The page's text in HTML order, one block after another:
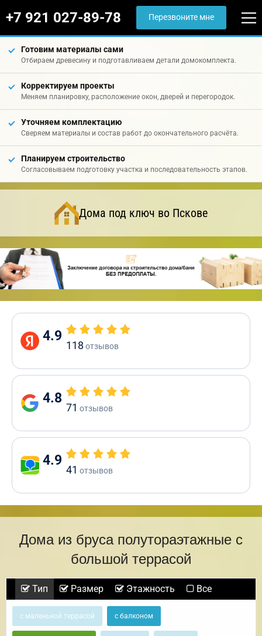
+7 921 027-89-78 Перезвоните мне
Готовим материалы сами
Отбираем древесину и подготавливаем детали домокомплекта.
Корректируем проекты
Меняем планировку, расположение окон, дверей и перегородок.
Уточняем комплектацию
Сверяем материалы и состав работ до окончательного расчёта.
Планируем строительство
Согласовываем подготовку участка и последовательность этапов.
Дома под ключ во Пскове
4.9
118 отзывов
4.8
71 отзывов
4.9
41 отзывов
Дома из бруса полутораэтажные с
большой террасой
Тип Размер Этажность Все
с маленькой террасой с балконом